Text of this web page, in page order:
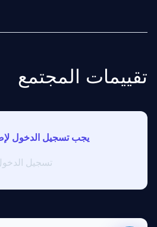
تقييمات المجتمع
يجب تسجيل الدخول
تسجيل